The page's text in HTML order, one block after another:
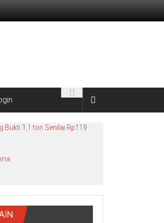
1,1 ton Senilai Rp119